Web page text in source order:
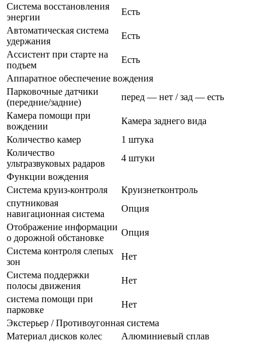
Система восстановления
энергии
Есть
Автоматическая система
удержания
Есть
Ассистент при старте на
подъем
Есть
Аппаратное обеспечение вождения
Парковочные датчики
(передние/задние)
перед — нет / зад — есть
Камера помощи при
вождении
Камера заднего вида
Количество камер
1 штука
Количество
ультразвуковых радаров
4 штуки
Функции вождения
Система круиз-контроля
Круизнетконтроль
спутниковая
навигационная система
Опция
Отображение информации
о дорожной обстановке
Опция
Система контроля слепых
зон
Нет
Система поддержки
полосы движения
Нет
система помощи при
парковке
Нет
Экстерьер / Противоугонная система
Материал дисков колес
Алюминиевый сплав